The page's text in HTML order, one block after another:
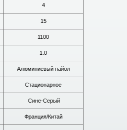
4
15
1100
1.0
Алюминиевый пайол
Стационарное
Сине-Серый
Франция/Китай